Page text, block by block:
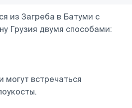
из Загреба в Батуми с
Грузия двумя способами:
могут встречаться